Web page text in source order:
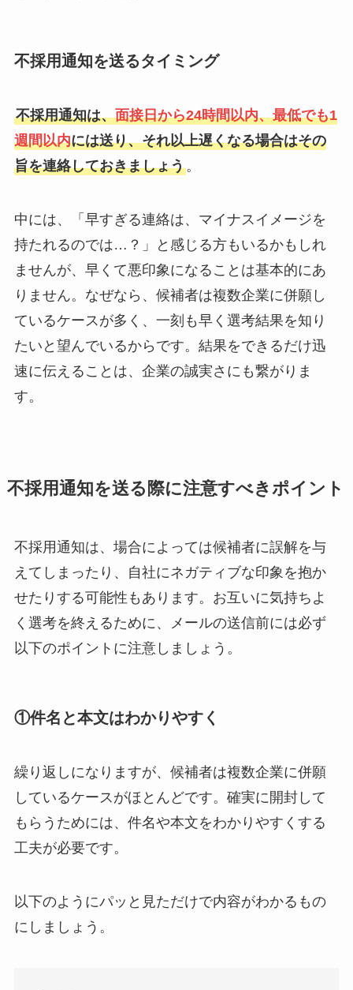
不採用通知を送るタイミング
不採用通知は、面接日から24時間以内、最低でも1
週間以内には送り、それ以上遅くなる場合はその
旨を連絡しておきましょう。
中には、「早すぎる連絡は、マイナスイメージを
持たれるのでは…？」と感じる方もいるかもしれ
ませんが、早くて悪印象になることは基本的にあ
りません。なぜなら、候補者は複数企業に併願し
ているケースが多く、一刻も早く選考結果を知り
たいと望んでいるからです。結果をできるだけ迅
速に伝えることは、企業の誠実さにも繋がりま
す。
不採用通知を送る際に注意すべきポイント
不採用通知は、場合によっては候補者に誤解を与
えてしまったり、自社にネガティブな印象を抱か
せたりする可能性もあります。お互いに気持ちよ
く選考を終えるために、メールの送信前には必ず
以下のポイントに注意しましょう。
①件名と本文はわかりやすく
繰り返しになりますが、候補者は複数企業に併願
しているケースがほとんどです。確実に開封して
もらうためには、件名や本文をわかりやすくする
工夫が必要です。
以下のようにパッと見ただけで内容がわかるもの
にしましょう。